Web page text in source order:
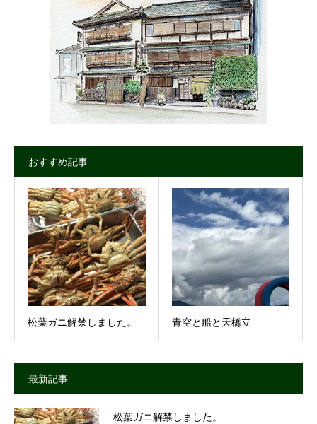
おすすめ記事
松葉ガニ解禁しました。 青空と船と天橋立
最新記事
松葉ガニ解禁しました。